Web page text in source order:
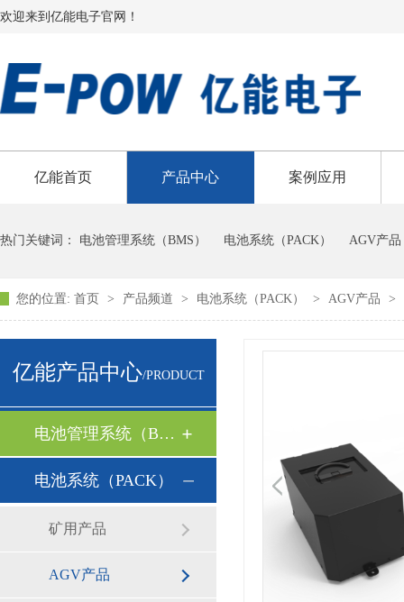
欢迎来到亿能电子官网！
亿能首页 产品中心 案例应用
热门关键词： 电池管理系统（BMS） 电池系统（PACK） AGV产品
您的位置: 首页 > 产品频道 > 电池系统（PACK） > AGV产品 >
亿能产品中心/PRODUCT
电池管理系统（BMS）
电池系统（PACK）
矿用产品
AGV产品